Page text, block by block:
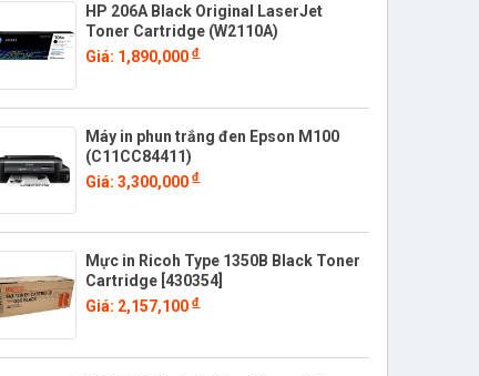
HP 206A Black Original LaserJet
Toner Cartridge (W2110A)
Giá: 1,890,000đ
Máy in phun trắng đen Epson M100
(C11CC84411)
Giá: 3,300,000đ
Mực in Ricoh Type 1350B Black Toner
Cartridge [430354]
Giá: 2,157,100đ